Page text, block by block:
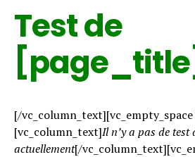
Test de
[/
[vc_column_text]Il n’y a pas de test
actuellement[/